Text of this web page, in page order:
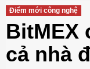
Điểm mới công nghệ
BitMEX
cả nhà